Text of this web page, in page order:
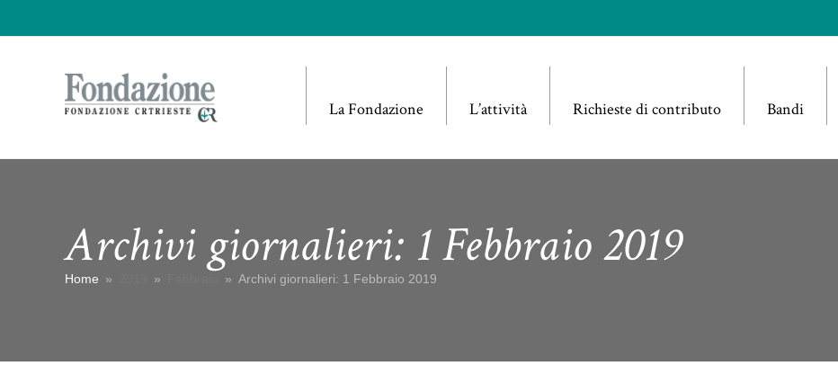
La Fondazione L’attività Richieste di contributo Bandi
Archivi giornalieri: 1 Febbraio 2019
Home » » » Archivi giornalieri: 1 Febbraio 2019